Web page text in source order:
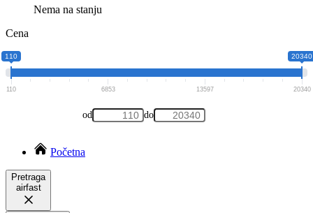
Nema na stanju
Cena
110 20340
110 6853 13597 20340
od do
Početna
Pretraga
airfast